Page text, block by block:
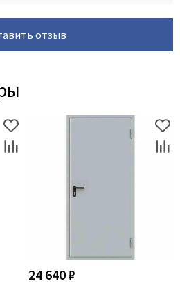
отзыв
24 640 ₽